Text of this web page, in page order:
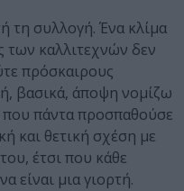
τη συλλογή. Ένα κλίμα
των καλλιτεχνών δεν
πρόσκαιρους
βασικά, άποψη νομίζω
που πάντα προσπαθούσε
και θετική σχέση με
έτσι που κάθε
είναι μια γιορτή.